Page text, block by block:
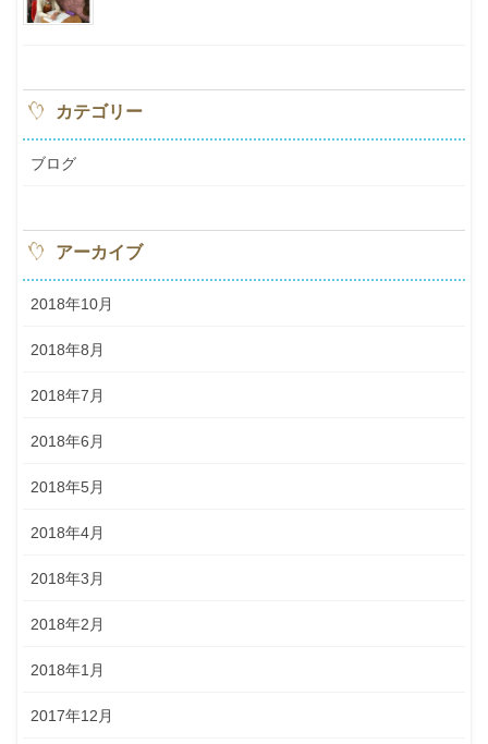
カテゴリー
ブログ
アーカイブ
2018年10月
2018年8月
2018年7月
2018年6月
2018年5月
2018年4月
2018年3月
2018年2月
2018年1月
2017年12月